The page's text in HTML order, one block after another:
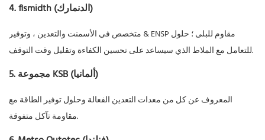
4. flsmidth (الدنمارك)
متخصص في الأسمنت والتعدين ، وتوفير & ENSP مقاوم للبلى ؛ حلول
للتعامل مع الملاط الذي سيساعد على تحسين الكفاءة وتقليل وقت التوقف.
5. مجموعة KSB (ألمانيا)
المعروف عن كل من معدات التعدين الفعالة وحلول توفير الطاقة مع
مقاومة تآكل متفوقة.